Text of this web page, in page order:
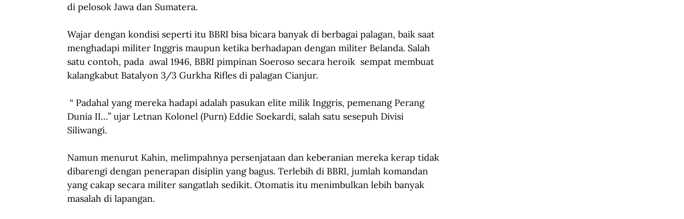
di pelosok Jawa dan Sumatera.
Wajar dengan kondisi seperti itu BBRI bisa bicara banyak di berbagai palagan, baik saat
menghadapi militer Inggris maupun ketika berhadapan dengan militer Belanda. Salah
satu contoh, pada  awal 1946, BBRI pimpinan Soeroso secara heroik  sempat membuat
kalangkabut Batalyon 3/3 Gurkha Rifles di palagan Cianjur.
“ Padahal yang mereka hadapi adalah pasukan elite milik Inggris, pemenang Perang
Dunia II…” ujar Letnan Kolonel (Purn) Eddie Soekardi, salah satu sesepuh Divisi
Siliwangi.
Namun menurut Kahin, melimpahnya persenjataan dan keberanian mereka kerap tidak
dibarengi dengan penerapan disiplin yang bagus. Terlebih di BBRI, jumlah komandan
yang cakap secara militer sangatlah sedikit. Otomatis itu menimbulkan lebih banyak
masalah di lapangan.